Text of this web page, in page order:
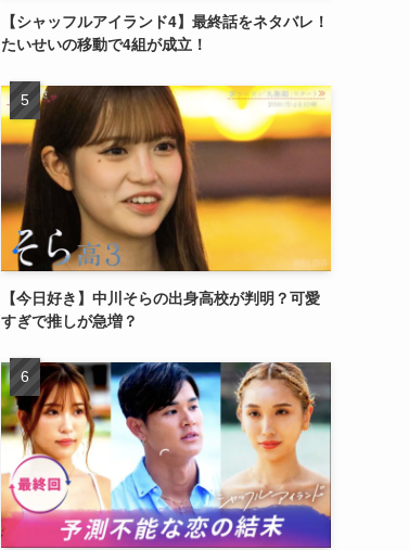
【シャッフルアイランド4】最終話をネタバレ！
たいせいの移動で4組が成立！
【今日好き】中川そらの出身高校が判明？可愛
すぎで推しが急増？